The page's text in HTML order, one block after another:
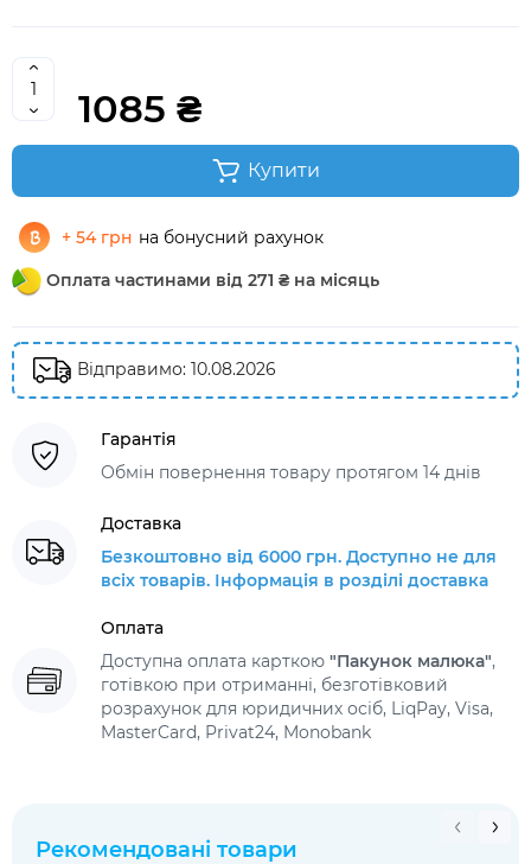
1085 ₴
Купити
+ 54 грн на бонусний рахунок
Оплата частинами від 271 ₴ на місяць
Відправимо: 10.08.2026
Гарантія
Обмін повернення товару протягом 14 днів
Доставка
Безкоштовно від 6000 грн. Доступно не для
всіх товарів. Інформація в розділі доставка
Оплата
Доступна оплата карткою "Пакунок малюка",
готівкою при отриманні, безготівковий
розрахунок для юридичних осіб, LiqPay, Visa,
MasterCard, Privat24, Monobank
Рекомендовані товари